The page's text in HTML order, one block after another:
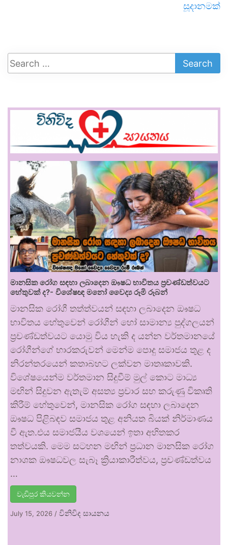
සූදානමක්
මානසික රෝග සඳහා ලබාදෙන ඖෂධ භාවිතය ප්‍රචණ්ඩත්වයට
හේතුවක් ද?- විශේෂඥ මනෝ වෛද්‍ය රූමි රූබන්
මානසික රෝගී තත්ත්වයන් සඳහා ලබාදෙන ඖෂධ
භාවිතය හේතුවෙන් රෝගීන් හෝ සාමාන්‍ය පුද්ගලයන්
ප්‍රචණ්ඩත්වයට යොමු විය හැකි ද යන්න වර්තමානයේ
රෝගීන්ගේ භාරකරුවන් මෙන්ම පොදු සමාජය තුළ ද
නිරන්තරයෙන් කතාබහට ලක්වන මාතෘකාවකි.
විශේෂයෙන්ම වර්තමාන සිදුවීම් මුල් කොට මාධ්‍ය
මඟින් සිදුවන ඇතැම් අසත්‍ය ප්‍රචාර සහ කරුණු විකෘති
කිරීම් හේතුවෙන්, මානසික රෝග සඳහා ලබාදෙන
ඖෂධ පිළිබඳව සමාජය තුළ අනියත බියක් නිර්මාණය
වී ඇත.එය සමාජයීය වශයෙන් ඉතා අහිතකර
තත්වයකි. මෙම සටහන මඟින් ප්‍රධාන මානසික රෝග
නාශක ඖෂධවල සැබෑ ක්‍රියාකාරීත්වය, ප්‍රචණ්ඩත්වය
…
වැඩිපුර කියවන්න
July 15, 2026 / විනිවිද සායනය